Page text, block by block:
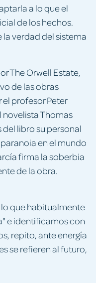
a lo que el
de los hechos.
verdad del sistema
The Orwell Estate,
de las obras
profesor Peter
novelista Thomas
libro su personal
en el mundo
firma la soberbia
de la obra.
que habitualmente
e identificamos con
repito, ante energía
se refieren al futuro,